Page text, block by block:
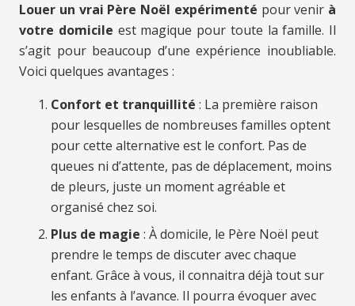
Louer un vrai Père Noël expérimenté pour venir à
votre domicile est magique pour toute la famille. Il
s’agit pour beaucoup d’une expérience inoubliable.
Voici quelques avantages :
Confort et tranquillité : La première raison
pour lesquelles de nombreuses familles optent
pour cette alternative est le confort. Pas de
queues ni d’attente, pas de déplacement, moins
de pleurs, juste un moment agréable et
organisé chez soi.
Plus de magie : À domicile, le Père Noël peut
prendre le temps de discuter avec chaque
enfant. Grâce à vous, il connaitra déjà tout sur
les enfants à l’avance. Il pourra évoquer avec